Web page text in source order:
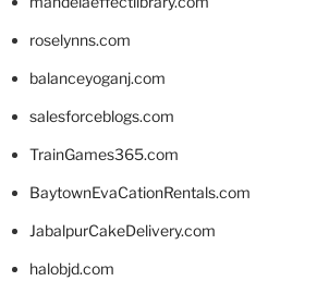
roselynns.com
balanceyoganj.com
salesforceblogs.com
TrainGames365.com
BaytownEvaCationRentals.com
JabalpurCakeDelivery.com
halobjd.com